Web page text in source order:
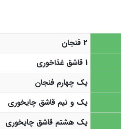
2 فنجان
1 قاشق غذاخوری
یک چهارم فنجان
یک و نیم قاشق چایخوری
یک هشتم قاشق چایخوری